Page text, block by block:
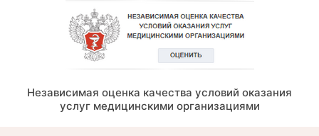
Независимая оценка качества условий оказания
услуг медицинскими организациями